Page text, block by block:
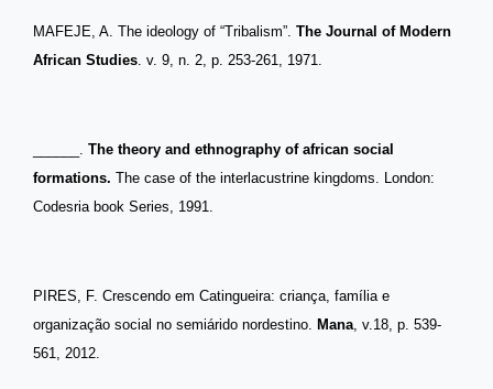
MAFEJE, A. The ideology of “Tribalism”. The Journal of Modern
African Studies . v. 9, n. 2, p. 253-261, 1971.
The theory and ethnography of african social
formations. The case of the interlacustrine kingdoms
London:
Codesria book Series, 1991.
PIRES, F. Crescendo em Catingueira: criança, família e
organização social no semiárido nordestino. Mana , v.18, p. 539-
561, 2012.